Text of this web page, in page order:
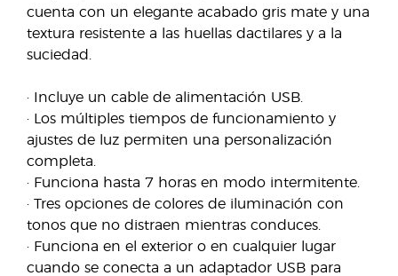
cuenta con un elegante acabado gris mate y una
textura resistente a las huellas dactilares y a la
suciedad.
· Incluye un cable de alimentación USB.
· Los múltiples tiempos de funcionamiento y
ajustes de luz permiten una personalización
completa.
· Funciona hasta 7 horas en modo intermitente.
· Tres opciones de colores de iluminación con
tonos que no distraen mientras conduces.
· Funciona en el exterior o en cualquier lugar
cuando se conecta a un adaptador USB para